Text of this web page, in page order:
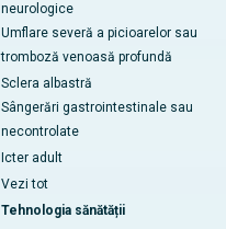
neurologice
Umflare severă a picioarelor sau
tromboză venoasă profundă
Sclera albastră
Sângerări gastrointestinale sau
necontrolate
Icter adult
Vezi tot
Tehnologia sănătății